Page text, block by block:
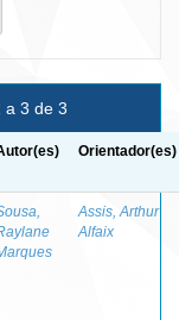
a 3 de 3
Orientador(es)
Assis, Arthur
Alfaix